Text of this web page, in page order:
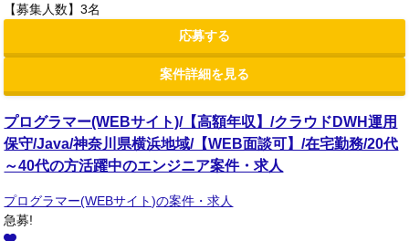
【募集人数】3名
応募する
案件詳細を見る
プログラマー(WEBサイト)/【高額年収】/クラウドDWH運用
保守/Java/神奈川県横浜地域/【WEB面談可】/在宅勤務/20代
～40代の方活躍中のエンジニア案件・求人
プログラマー(WEBサイト)の案件・求人
急募!